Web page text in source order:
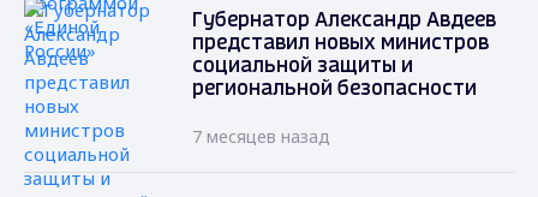
Губернатор Александр Авдеев
представил новых министров
социальной защиты и
региональной безопасности
7 месяцев назад